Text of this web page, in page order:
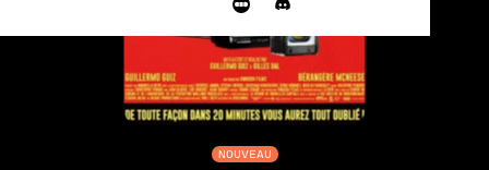
Letterboxd
Discord
NOUVEAU